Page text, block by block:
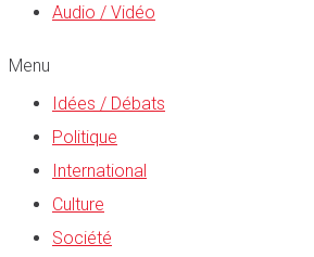
Audio / Vidéo
Menu
Idées / Débats
Politique
International
Culture
Société